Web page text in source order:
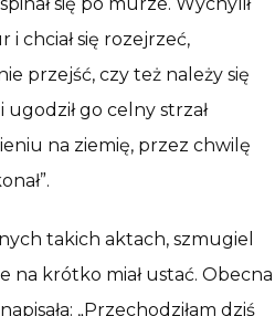
i chciał się rozejrzeć,
przejść, czy też należy się
go celny strzał
na ziemię, przez chwilę
takich aktach, szmugiel
na krótko miał ustać. Obecna
„Przechodziłam dziś